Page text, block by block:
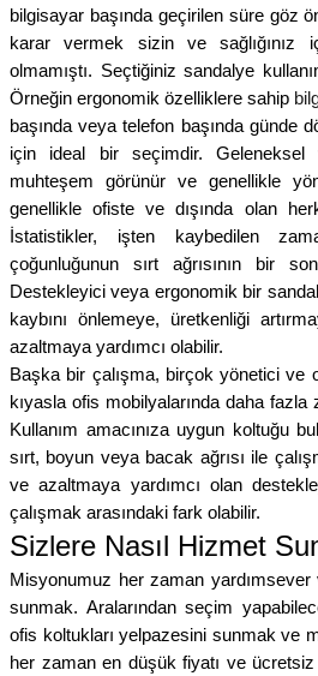
Sandalye
bilgisayar başında geçirilen süre göz
karar vermek sizin ve
olmamıştı. Seçtiğiniz sandalye
Örneğin ergonomik özelliklere sahip
başında veya telefon başında günde
için ideal bir seçimdir. Geleneksel
muhteşem görünür ve genellikle
genellikle ofiste ve dışında olan
İstatistikler, işten kaybedilen
çoğunluğunun sırt ağrısının bir
Destekleyici veya ergonomik bir
kaybını önlemeye, üretkenliği
azaltmaya yardımcı olabilir.
Başka bir çalışma, birçok yönetici ve
kıyasla ofis mobilyalarında daha
Kullanım amacınıza uygun koltuğu
sırt, boyun veya bacak ağrısı ile
ve azaltmaya yardımcı olan
çalışmak arasındaki fark olabilir.
Sizlere Nasıl Hizmet
Misyonumuz her zaman
sunmak. Aralarından seçim
ofis koltukları yelpazesini sunmak ve
her zaman en düşük fiyatı ve ücretsiz